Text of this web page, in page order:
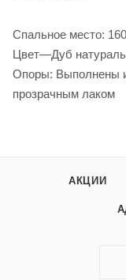
Спальное место:
Цвет—Дуб
Опоры: Выполнены
прозрачным лаком
АКЦИИ